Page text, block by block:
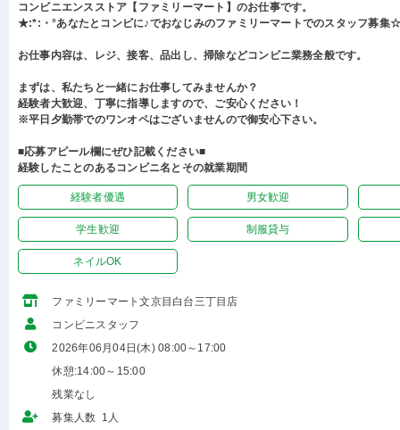
コンビニエンスストア【ファミリーマート】のお仕事です。
★:*:・°あなたとコンビに♪でおなじみのファミリーマートでのスタッフ募集
お仕事内容は、レジ、接客、品出し、掃除などコンビニ業務全般です。
まずは、私たちと一緒にお仕事してみませんか？
経験者大歓迎、丁寧に指導しますので、ご安心ください！
※平日夕勤帯でのワンオペはございませんので御安心下さい。
■応募アピール欄にぜひ記載ください■
経験したことのあるコンビニ名とその就業期間
経験者優遇 男女歓迎
学生歓迎 制服貸与
ネイルOK
ファミリーマート文京目白台三丁目店
コンビニスタッフ
2026年06月04日(木) 08:00～17:00
休憩:14:00～15:00
残業なし
募集人数 1人